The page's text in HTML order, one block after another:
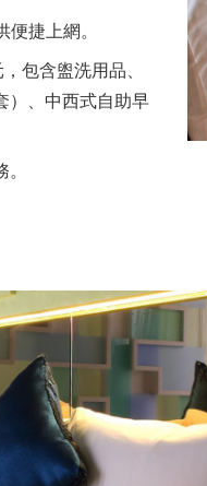
捷上網。
包含盥洗用品、
）、中西式自助早